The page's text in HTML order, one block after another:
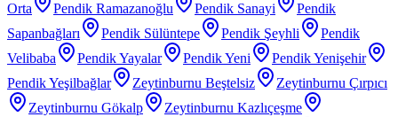
Orta
Pendik Ramazanoğlu Pendik Sanayi
Pendik
Sapanbağları
Pendik Sülüntepe Pendik Şeyhli
Pendik
Velibaba
Pendik Yayalar Pendik Yeni
Pendik Yenişehir
Pendik Yeşilbağlar
Zeytinburnu Beştelsiz
Zeytinburnu Çırpıcı
Zeytinburnu Gökalp
Zeytinburnu Kazlıçeşme